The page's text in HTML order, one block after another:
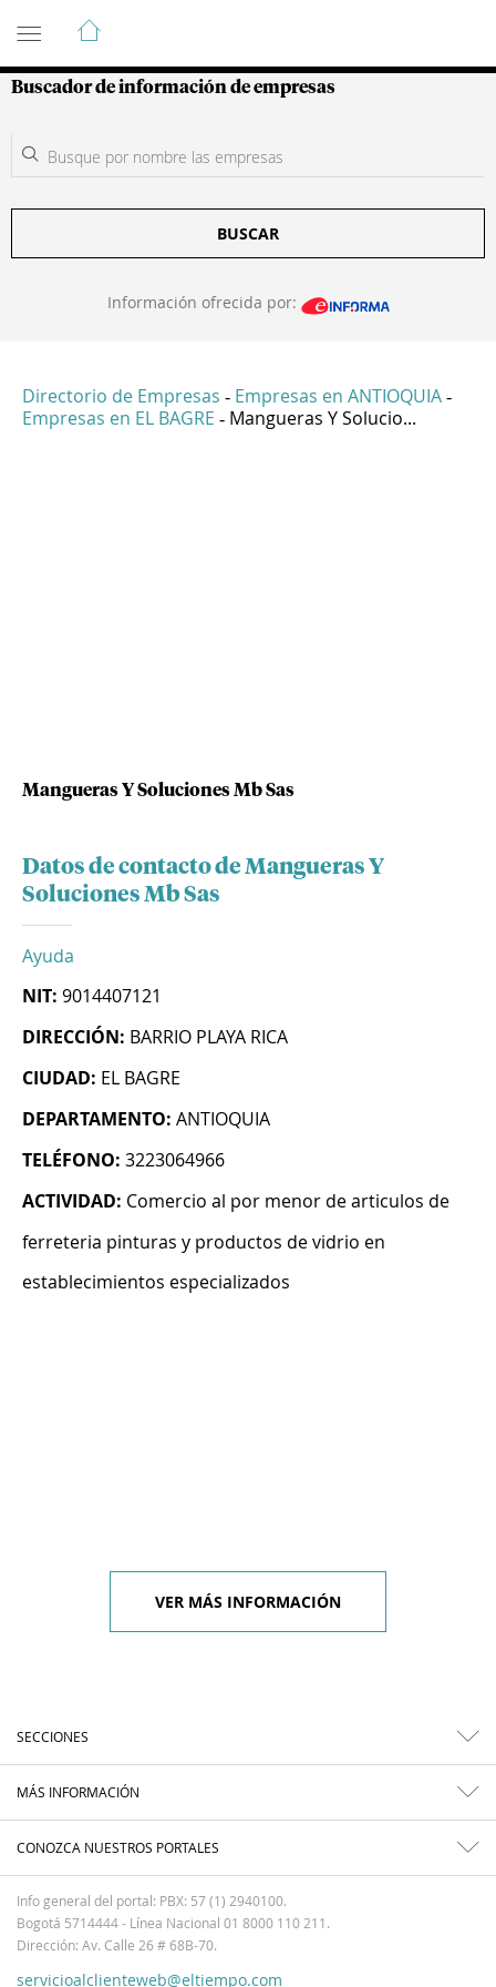
Guía de Empresas Colombianas
Buscador de información de empresas
BUSCAR
Información ofrecida por:
Directorio de Empresas - Empresas en ANTIOQUIA -
Empresas en EL BAGRE - Mangueras Y Solucio...
Mangueras Y Soluciones Mb Sas
Datos de contacto de Mangueras Y
Soluciones Mb Sas
Ayuda
NIT: 9014407121
DIRECCIÓN: BARRIO PLAYA RICA
CIUDAD: EL BAGRE
DEPARTAMENTO: ANTIOQUIA
TELÉFONO: 3223064966
ACTIVIDAD: Comercio al por menor de articulos de
ferreteria pinturas y productos de vidrio en
establecimientos especializados
VER MÁS INFORMACIÓN
SECCIONES
MÁS INFORMACIÓN
CONOZCA NUESTROS PORTALES
Info general del portal: PBX: 57 (1) 2940100.
Bogotá 5714444 - Línea Nacional 01 8000 110 211.
Dirección: Av. Calle 26 # 68B-70.
servicioalclienteweb@eltiempo.com